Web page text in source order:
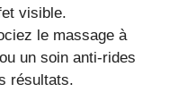
visible.
le massage à
un soin anti-rides
résultats.